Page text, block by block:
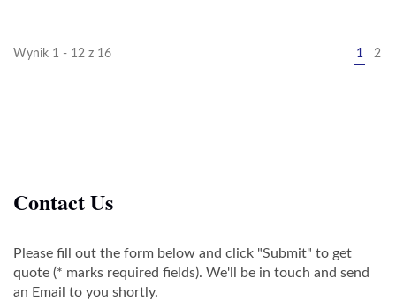
Wynik 1 - 12 z 16 1 2